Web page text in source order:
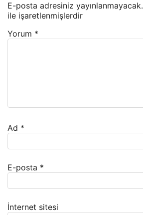
E-posta adresiniz yayınlanmayacak.
ile işaretlenmişlerdir
Yorum *
Ad *
E-posta *
İnternet sitesi